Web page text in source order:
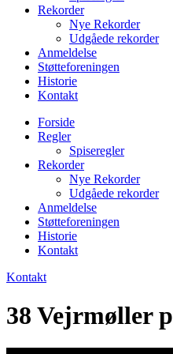
Rekorder
Nye Rekorder
Udgåede rekorder
Anmeldelse
Støtteforeningen
Historie
Kontakt
Forside
Regler
Spiseregler
Rekorder
Nye Rekorder
Udgåede rekorder
Anmeldelse
Støtteforeningen
Historie
Kontakt
Kontakt
38 Vejrmøller